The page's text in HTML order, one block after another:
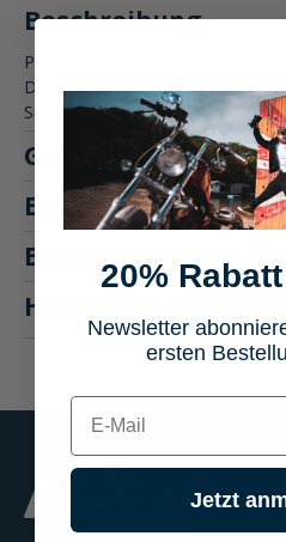
Beschreibung
Produktbeschreibung: Shark
Der Shark helmets Skwal I3
Sichtbarkeit un…Mehr
Größentabelle
Eigenschaften
Bewertungen
1
Hersteller "Shark
20%
Newsletter
ersten
E-mail
Jetzt